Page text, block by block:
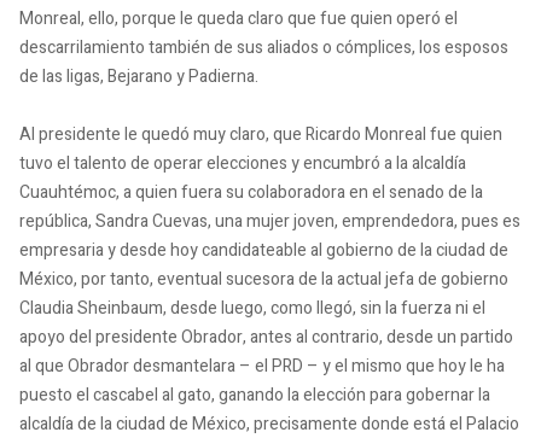
Monreal, ello, porque le queda claro que fue quien operó el
descarrilamiento también de sus aliados o cómplices, los esposos
de las ligas, Bejarano y Padierna.
Al presidente le quedó muy claro, que Ricardo Monreal fue quien
tuvo el talento de operar elecciones y encumbró a la alcaldía
Cuauhtémoc, a quien fuera su colaboradora en el senado de la
república, Sandra Cuevas, una mujer joven, emprendedora, pues es
empresaria y desde hoy candidateable al gobierno de la ciudad de
México, por tanto, eventual sucesora de la actual jefa de gobierno
Claudia Sheinbaum, desde luego, como llegó, sin la fuerza ni el
apoyo del presidente Obrador, antes al contrario, desde un partido
al que Obrador desmantelara – el PRD – y el mismo que hoy le ha
puesto el cascabel al gato, ganando la elección para gobernar la
alcaldía de la ciudad de México, precisamente donde está el Palacio